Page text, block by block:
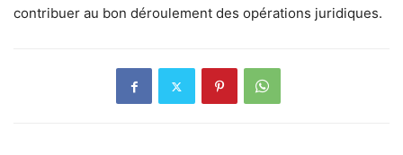
contribuer au bon déroulement des opérations juridiques.